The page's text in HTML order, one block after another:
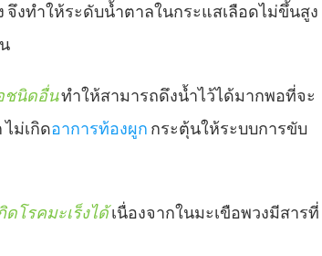
งทำให้ระดับน้ำตาลในกระแสเลือดไม่ขึ้นสูง
ชนิดอื่นทำให้สามารถดึงน้ำไว้ได้มากพอที่จะ
ม่เกิดอาการท้องผูก กระตุ้นให้ระบบการขับ
โรคมะเร็งได้เนื่องจากในมะเขือพวงมีสารที่